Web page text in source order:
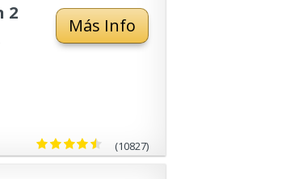
2
Más Info
(10827)